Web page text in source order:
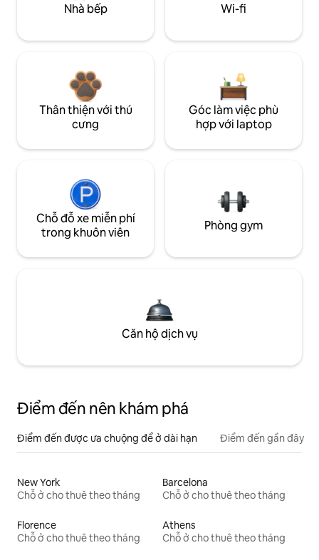
Nhà bếp Wi-fi
Thân thiện với thú
cưng
Góc làm việc phù
hợp với laptop
Chỗ đỗ xe miễn phí
trong khuôn viên
Phòng gym
Căn hộ dịch vụ
Điểm đến nên khám phá
Điểm đến được ưa chuộng để ở dài hạn Điểm đến gần đây
New York
Chỗ ở cho thuê theo tháng
Barcelona
Chỗ ở cho thuê theo tháng
Florence
Chỗ ở cho thuê theo tháng
Athens
Chỗ ở cho thuê theo tháng